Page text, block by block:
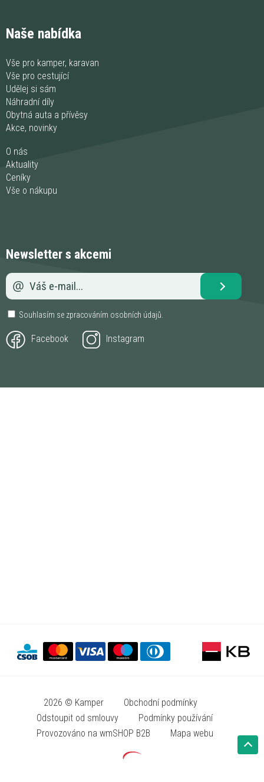
Naše nabídka
Vše pro kamper, karavan
Vše pro cestující
Udělej si sám
Náhradní díly
Obytná auta a přívěsy
Akce, novinky
O nás
Aktuality
Ceníky
Vše o nákupu
Newsletter s akcemi
Souhlasím se zpracováním osobních údajů
Facebook Instagram
2026 © Kamper
Obchodní podmínky
Odstoupit od smlouvy
Podmínky používání
Provozováno na wmSHOP B2B
Mapa webu